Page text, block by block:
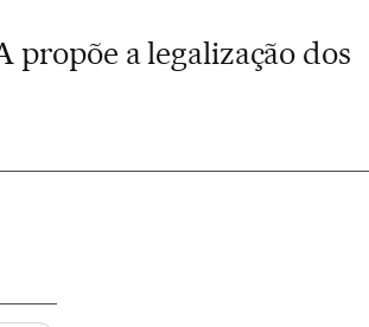
propõe a legalização dos